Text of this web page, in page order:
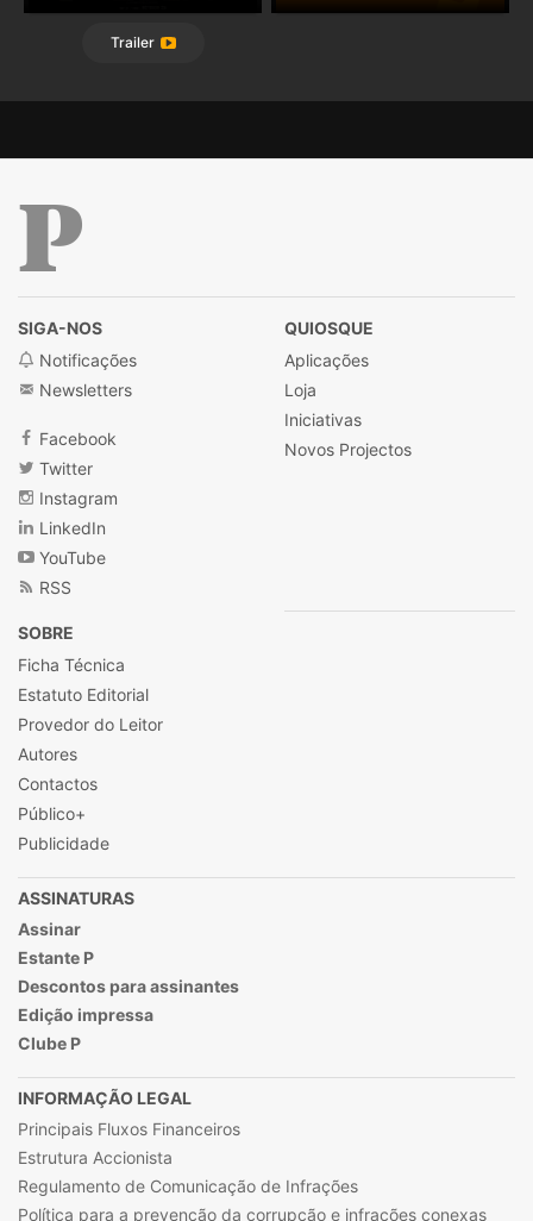
Trailer
SIGA-NOS
Notificações
Newsletters
Facebook
Twitter
Instagram
LinkedIn
YouTube
RSS
QUIOSQUE
Aplicações
Loja
Iniciativas
Novos Projectos
SOBRE
Ficha Técnica
Estatuto Editorial
Provedor do Leitor
Autores
Contactos
Público+
Publicidade
ASSINATURAS
Assinar
Estante P
Descontos para assinantes
Edição impressa
Clube P
INFORMAÇÃO LEGAL
Principais Fluxos Financeiros
Estrutura Accionista
Regulamento de Comunicação de Infrações
Política para a prevenção da corrupção e infrações conexas